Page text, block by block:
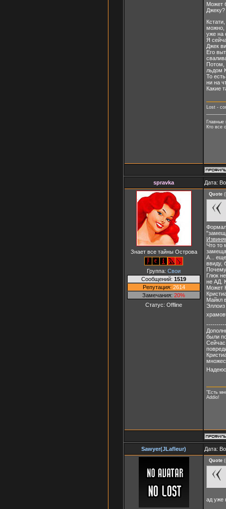
Может
Кстати,
можно,
уже на
Я
Джек
Его
Потом,
льдом
То
ни на
Какие
Lost -
Главные
Кто все
spravka Дата:
Знает все тайны Острова
Группа: Свои
Сообщений: 1519
Репутация: 2614
Замечания: 20%
Статус: Offline
Quote (
Что то
А...
ввиду,
Глюк
не АД.
Может
Майкл
Эллоиз
были
"Есть
Addio!
Sawyer(JLafleur) Дата:
Quote (
ад уже